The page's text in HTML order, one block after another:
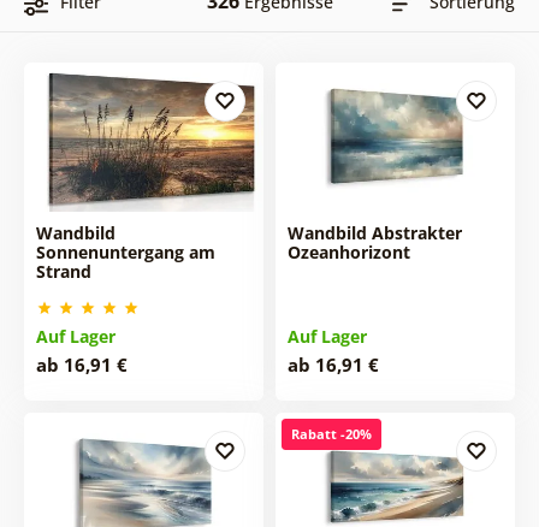
Wandbild
Sonnenuntergang am
Strand
Auf Lager
ab 16,91 €
Wandbild Abstrakter
Ozeanhorizont
Auf Lager
ab 16,91 €
Rabatt -20%